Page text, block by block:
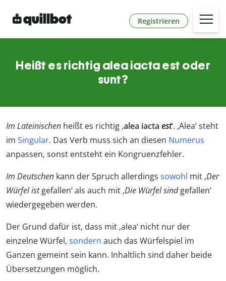
Registrieren
Heißt es richtig alea iacta est oder
sunt?
Im Lateinischen heißt es richtig ‚alea iacta est‘. ‚Alea‘ steht
im Singular. Das Verb muss sich an diesen Numerus
anpassen, sonst entsteht ein Kongruenzfehler.
Im Deutschen kann der Spruch allerdings sowohl mit ‚Der
Würfel istgefallen‘ als auch mit ‚Die Würfel sindgefallen‘
wiedergegeben werden.
Der Grund dafür ist, dass mit ‚alea‘ nicht nur der
einzelne Würfel, sondern auch das Würfelspiel im
Ganzen gemeint sein kann. Inhaltlich sind daher beide
Übersetzungen möglich.